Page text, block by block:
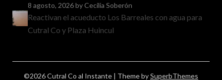
8 agosto, 2026by Cecilia Soberón
Reactivan el acueducto Los Barreales con agua para
Cutral Co y Plaza Huincul
©2026 Cutral Co al Instante | Theme bySuperbThemes